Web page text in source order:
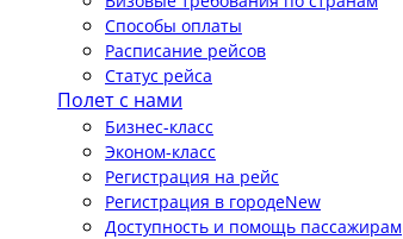
Способы оплаты
Расписание рейсов
Статус рейса
Полет с нами
Бизнес-класс
Эконом-класс
Регистрация на рейс
Регистрация в городеNew
Доступность и помощь пассажирам